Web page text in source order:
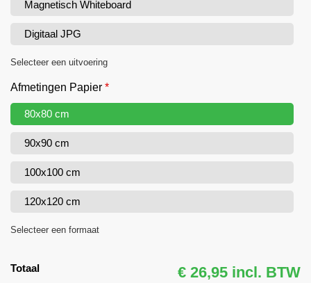
Magnetisch Whiteboard
Digitaal JPG
Selecteer een uitvoering
Afmetingen Papier *
80x80 cm
90x90 cm
100x100 cm
120x120 cm
Selecteer een formaat
Totaal € 26,95 incl. BTW